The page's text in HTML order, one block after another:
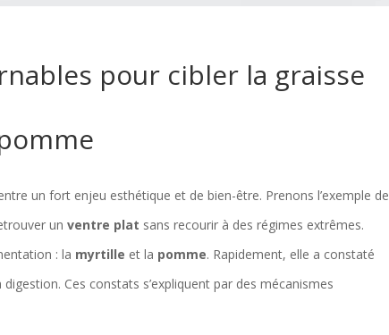
pour cibler la graisse
un fort enjeu esthétique et de bien-être. Prenons l’exemple de
unventre plat sans recourir à des régimes extrêmes.
: la myrtille et la pomme. Rapidement, elle a constaté
Ces constats s’expliquent par des mécanismes